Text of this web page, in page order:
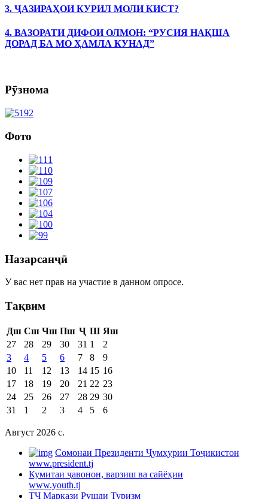
3. ҶАЗИРАҲОИ КУРИЛ МОЛИ КИСТ?
4. ВАЗОРАТИ ДИФОИ ОЛМОН: “РУСИЯ НАҚША
ДОРАД БА МО ҲАМЛА КУНАД”
Рӯзнома
Фото
Назарсанҷӣ
У вас нет прав на участие в данном опросе.
Тақвим
Дш Сш Чш Пш Ҷ Ш Яш
27
28 29 30 31 1
2
3
4 5 6 7 8
9
10
11 12 13 14 15 16
17
18 19 20 21 22 23
24
25 26 27 28 29 30
31
1 2 3 4 5 6
Август 2026 c.
Cомонаи Президенти Ҷумҳурии Тоҷикистон
www.president.tj
Кумитаи ҷавонон, варзиш ва сайёҳии
www.youth.tj
ТҶ Маркази Рушди Туризм